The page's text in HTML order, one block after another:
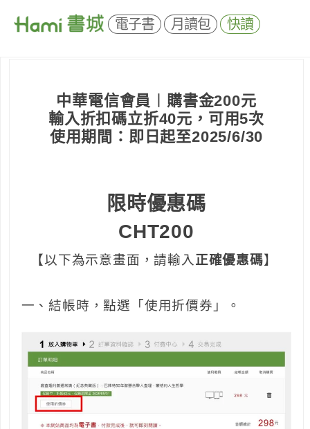
電子書 月讀包 快讀
中華電信會員︱購書金200元
輸入折扣碼立折40元，可用5次
使用期間：即日起至2025/6/30
限時優惠碼
CHT200
【以下為示意畫面，請輸入 正確優惠碼】
一、結帳時，點選「使用折價券」。